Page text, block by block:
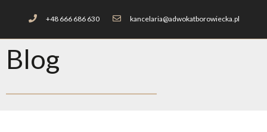
+48 666 686 630 kancelaria@adwokatborowiecka.pl
Blog